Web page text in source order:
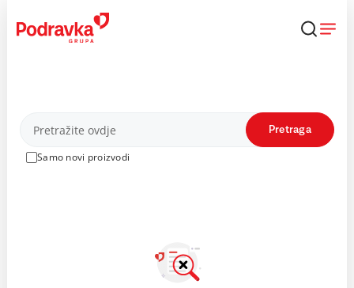
content
Proizvodi
Samo novi proizvodi
Pretraga